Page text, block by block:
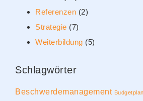
Referenzen (2)
Strategie (7)
Weiterbildung (5)
Schlagwörter
Beschwerdemanagement